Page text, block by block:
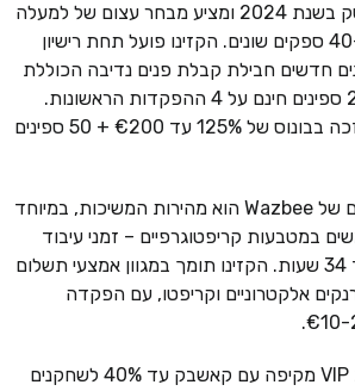
Wazbee Casino הושק בשנת 2024 ומציע מבחר עצום של למעלה
מ-8,000 משחקים מ-40 ספקים שונים. הקזינו פועל תחת רישיון
חדשים חבילת קבלת פנים נדיבה הכוללת
בונוס עד 280% ו-230 ספינים חינם על 4 ההפקדות הראשונות.
ההפקדה הראשונה מזכה בבונוס של 125% עד €200 + 50 ספינים
אחד היתרונות הבולטים של Wazbee הוא מהירות המשיכות, במיוחד
במטבעות קריפטוגרפיים – זמני עיבוד
מהירים של 9 דקות עד 34 שעות. הקזינו תומך במגוון אמצעי תשלום
אלקטרוניים וקריפטו, עם הפקדה
Wazbee מציע תוכנית VIP מקיפה עם קאשבק עד 40% לשחקנים